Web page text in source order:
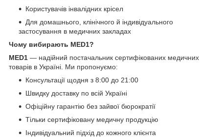
Користувачів інвалідних крісел
Для домашнього, клінічного й індивідуального
застосування в медичних закладах
Чому вибирають MED1?
MED1 — надійний постачальник сертифікованих медичних
товарів в Україні. Ми пропонуємо:
Консультації щодня з 8:00 до 21:00
Швидку доставку по всій Україні
Офіційну гарантію без зайвої бюрократії
Тільки сертифіковану медичну продукцію
Індивідуальний підхід до кожного клієнта